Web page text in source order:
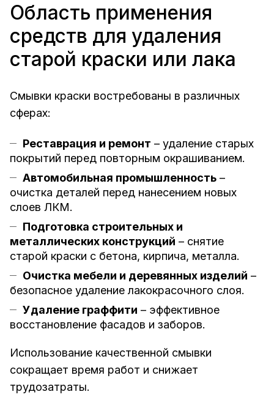
Область применения
средств для удаления
старой краски или лака
Смывки краски востребованы в различных
сферах:
Реставрация и ремонт – удаление старых
покрытий перед повторным окрашиванием.
Автомобильная промышленность –
очистка деталей перед нанесением новых
слоев ЛКМ.
Подготовка строительных и
металлических конструкций – снятие
старой краски с бетона, кирпича, металла.
Очистка мебели и деревянных изделий –
безопасное удаление лакокрасочного слоя.
Удаление граффити – эффективное
восстановление фасадов и заборов.
Использование качественной смывки
сокращает время работ и снижает
трудозатраты.